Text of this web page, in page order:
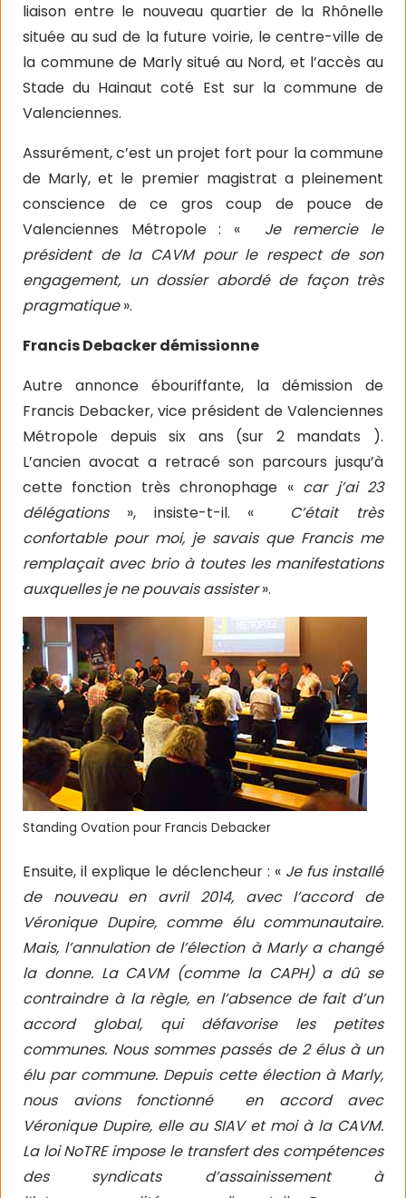
liaison entre le nouveau quartier de la Rhônelle
située au sud de la future voirie, le centre-ville de
la commune de Marly situé au Nord, et l’accès au
Stade du Hainaut coté Est sur la commune de
Valenciennes.
Assurément, c’est un projet fort pour la commune
de Marly, et le premier magistrat a pleinement
conscience de ce gros coup de pouce de
Valenciennes Métropole : «
Je remercie le
président de la CAVM pour le respect de son
engagement, un dossier abordé de façon très
pragmatique».
Francis Debacker démissionne
Autre annonce ébouriffante, la démission de
Francis Debacker, vice président de Valenciennes
Métropole depuis six ans (sur 2 mandats ).
L’ancien avocat a retracé son parcours jusqu’à
cette fonction très chronophage « car j’ai 23
délégations», insiste-t-il. « C’était très
confortable pour moi, je savais que Francis me
remplaçait avec brio à toutes les manifestations
auxquelles je ne pouvais assister».
Standing Ovation pour Francis Debacker
Ensuite, il explique le déclencheur : « Je fus installé
de nouveau en avril 2014, avec l’accord de
Véronique Dupire, comme élu communautaire.
Mais, l’annulation de l’élection à Marly a changé
la donne. La CAVM (comme la CAPH) a dû se
contraindre à la règle, en l’absence de fait d’un
accord global, qui défavorise les petites
communes. Nous sommes passés de 2 élus à un
élu par commune. Depuis cette élection à Marly,
nous avions fonctionné
en accord avec
Véronique Dupire, elle au SIAV et moi à la CAVM.
La loi NoTRE impose le transfert des compétences
des syndicats d’assainissement à